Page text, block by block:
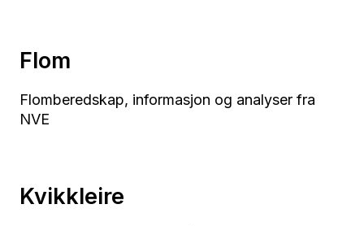
Flom
Flomberedskap, informasjon og analyser fra
NVE
Kvikkleire